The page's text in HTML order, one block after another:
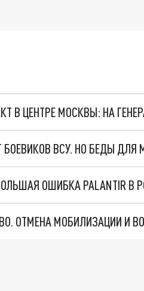
В ЦЕНТРЕ МОСКВЫ: НА
ВСУ. НО БЕДЫ